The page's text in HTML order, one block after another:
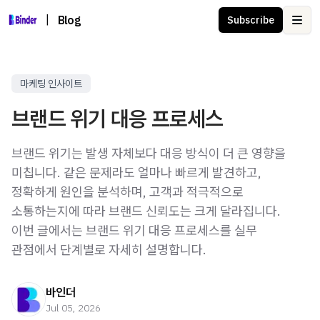
Blog Subscribe
마케팅 인사이트
브랜드 위기 대응 프로세스
브랜드 위기는 발생 자체보다 대응 방식이 더 큰 영향을
미칩니다. 같은 문제라도 얼마나 빠르게 발견하고,
정확하게 원인을 분석하며, 고객과 적극적으로
소통하는지에 따라 브랜드 신뢰도는 크게 달라집니다.
이번 글에서는 브랜드 위기 대응 프로세스를 실무
관점에서 단계별로 자세히 설명합니다.
바인더
Jul 05, 2026